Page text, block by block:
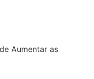
Aumentar as